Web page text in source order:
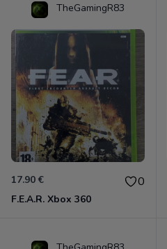
TheGamingR83
17.90 € 0
F.E.A.R. Xbox 360